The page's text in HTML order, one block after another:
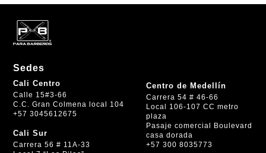
Sedes
Cali Centro
Calle 15#3-66
C.C. Gran Colmena local 104
+57 3045612675
Cali Sur
Carrera 56 # 11A-33
Centro de Medellín
Carrera 54 # 46-66
Local 106-107 CC metro
plaza
Pasaje comercial Boulevard
casa dorada
+57 300 8035773